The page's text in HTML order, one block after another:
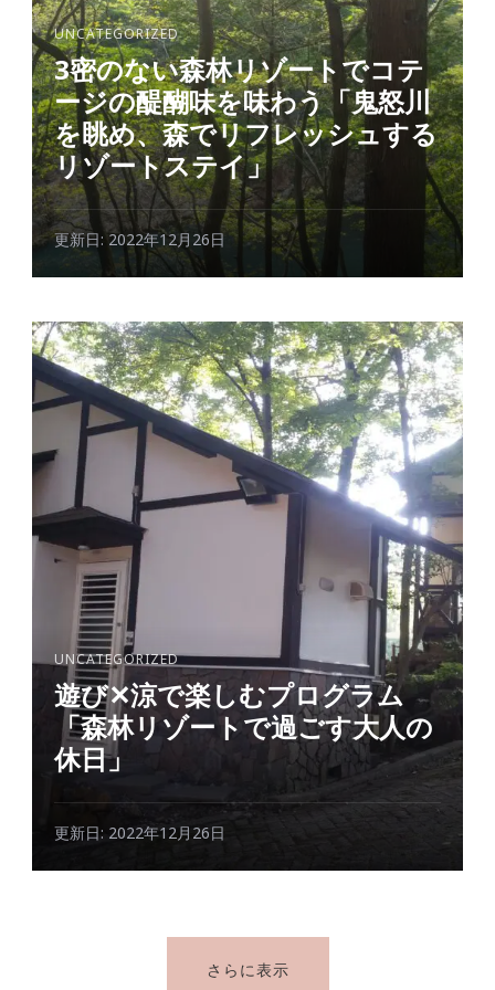
UNCATEGORIZED
3密のない森林リゾートでコテ
ージの醍醐味を味わう「鬼怒川
を眺め、森でリフレッシュする
リゾートステイ」
更新日:2022年12月26日
UNCATEGORIZED
遊び✕涼で楽しむプログラム
「森林リゾートで過ごす大人の
休日」
更新日: 2022年12月26日
さらに表示